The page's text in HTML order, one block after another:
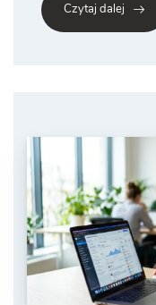
Czytaj dalej